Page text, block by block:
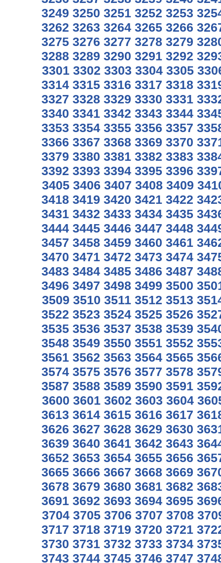
3249 3250 3251 3252 3253
3262 3263 3264 3265 3266
3275 3276 3277 3278 3279
3288 3289 3290 3291 3292
3301 3302 3303 3304 3305
3314 3315 3316 3317 3318
3327 3328 3329 3330 3331
3340 3341 3342 3343 3344
3353 3354 3355 3356 3357
3366 3367 3368 3369 3370
3379 3380 3381 3382 3383
3392 3393 3394 3395 3396
3405 3406 3407 3408 3409
3418 3419 3420 3421 3422
3431 3432 3433 3434 3435
3444 3445 3446 3447 3448
3457 3458 3459 3460 3461
3470 3471 3472 3473 3474
3483 3484 3485 3486 3487
3496 3497 3498 3499 3500
3509 3510 3511 3512 3513
3522 3523 3524 3525 3526
3535 3536 3537 3538 3539
3548 3549 3550 3551 3552
3561 3562 3563 3564 3565
3574 3575 3576 3577 3578
3587 3588 3589 3590 3591
3600 3601 3602 3603 3604
3613 3614 3615 3616 3617
3626 3627 3628 3629 3630
3639 3640 3641 3642 3643
3652 3653 3654 3655 3656
3665 3666 3667 3668 3669
3678 3679 3680 3681 3682
3691 3692 3693 3694 3695
3704 3705 3706 3707 3708
3717 3718 3719 3720 3721
3730 3731 3732 3733 3734
3743 3744 3745 3746 3747